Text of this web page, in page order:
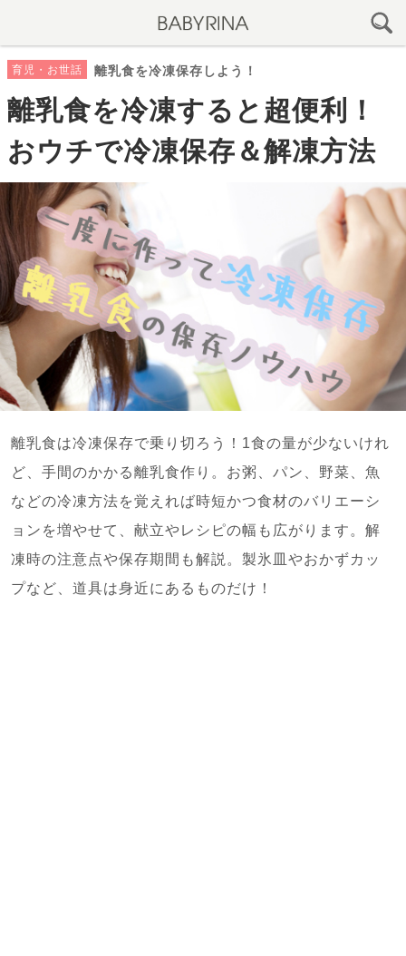
育児・お世話 離乳食を冷凍保存しよう！
離乳食を冷凍すると超便利！
おウチで冷凍保存＆解凍方法
離乳食は冷凍保存で乗り切ろう！1食の量が少ないけれ
ど、手間のかかる離乳食作り。お粥、パン、野菜、魚
などの冷凍方法を覚えれば時短かつ食材のバリエーシ
ョンを増やせて、献立やレシピの幅も広がります。解
凍時の注意点や保存期間も解説。製氷皿やおかずカッ
プなど、道具は身近にあるものだけ！